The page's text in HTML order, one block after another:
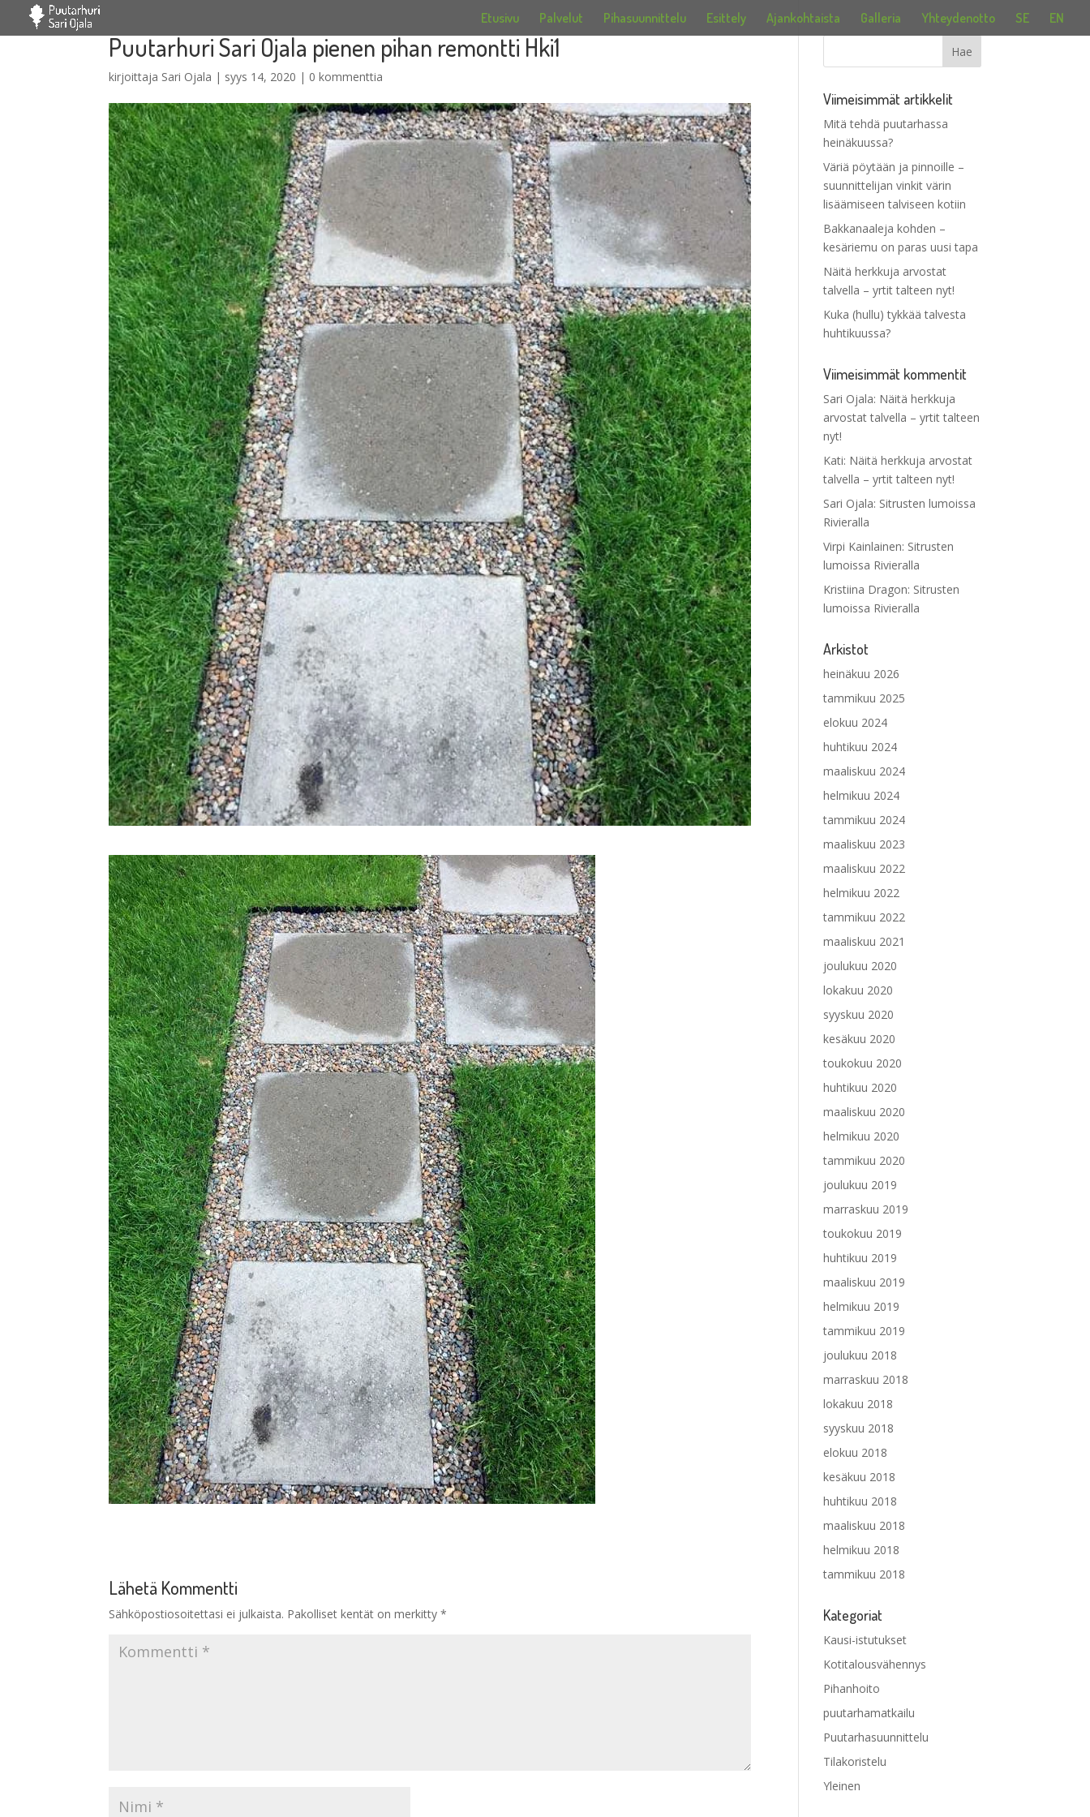
Etusivu Palvelut Pihasuunnittelu Esittely Ajankohtaista Galleria Yhteydenotto SE EN
Puutarhuri Sari Ojala pienen pihan remontti Hki1
kirjoittaja Sari Ojala | syys 14, 2020 | 0 kommenttia
Lähetä Kommentti
Sähköpostiosoitettasi ei julkaista. Pakolliset kentät on merkitty*
Viimeisimmät artikkelit
Mitä tehdä puutarhassa
heinäkuussa?
Väriä pöytään ja pinnoille –
suunnittelijan vinkit värin
lisäämiseen talviseen kotiin
Bakkanaaleja kohden –
kesäriemu on paras uusi tapa
Näitä herkkuja arvostat
talvella – yrtit talteen nyt!
Kuka (hullu) tykkää talvesta
huhtikuussa?
Viimeisimmät kommentit
Sari Ojala: Näitä herkkuja
arvostat talvella – yrtit talteen
nyt!
Kati: Näitä herkkuja arvostat
talvella – yrtit talteen nyt!
Sari Ojala: Sitrusten lumoissa
Rivieralla
Virpi Kainlainen: Sitrusten
lumoissa Rivieralla
Kristiina Dragon: Sitrusten
lumoissa Rivieralla
Arkistot
heinäkuu 2026
tammikuu 2025
elokuu 2024
huhtikuu 2024
maaliskuu 2024
helmikuu 2024
tammikuu 2024
maaliskuu 2023
maaliskuu 2022
helmikuu 2022
tammikuu 2022
maaliskuu 2021
joulukuu 2020
lokakuu 2020
syyskuu 2020
kesäkuu 2020
toukokuu 2020
huhtikuu 2020
maaliskuu 2020
helmikuu 2020
tammikuu 2020
joulukuu 2019
marraskuu 2019
toukokuu 2019
huhtikuu 2019
maaliskuu 2019
helmikuu 2019
tammikuu 2019
joulukuu 2018
marraskuu 2018
lokakuu 2018
syyskuu 2018
elokuu 2018
kesäkuu 2018
huhtikuu 2018
maaliskuu 2018
helmikuu 2018
tammikuu 2018
Kategoriat
Kausi-istutukset
Kotitalousvähennys
Pihanhoito
puutarhamatkailu
Puutarhasuunnittelu
Tilakoristelu
Yleinen